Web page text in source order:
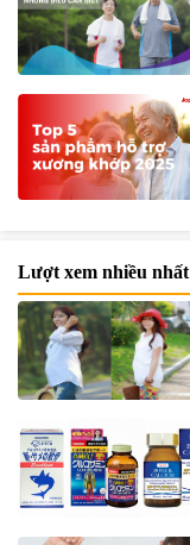
Lượt xem nhiều nhất